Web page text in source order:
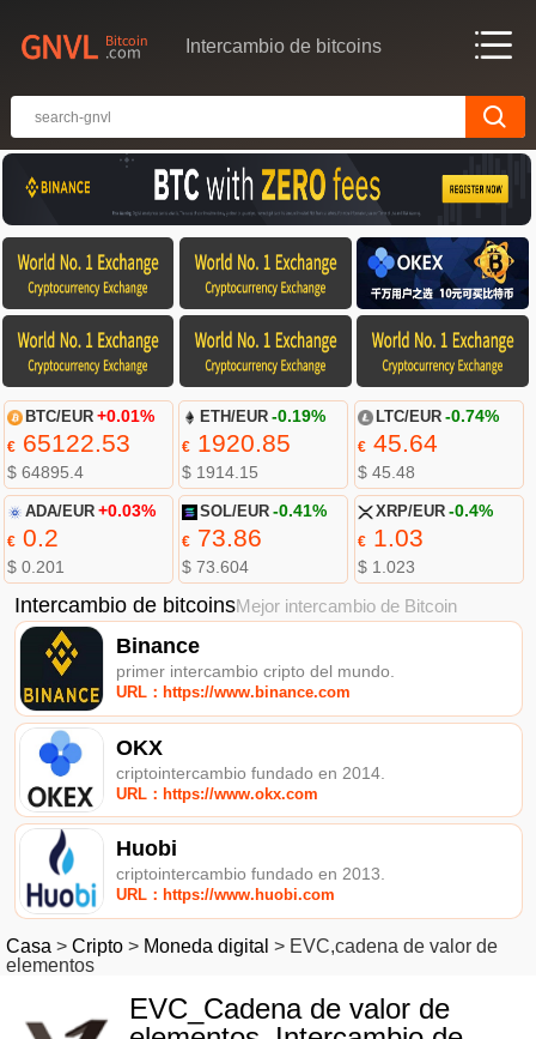
Intercambio de bitcoins
BTC/EUR +0.01%
€65122.53
$ 64895.4
ETH/EUR -0.19%
€ 1920.85
$ 1914.15
LTC/EUR -0.74%
€45.64
$ 45.48
ADA/EUR +0.03%
€0.2
$ 0.201
SOL/EUR -0.41%
€ 73.86
$ 73.604
XRP/EUR -0.4%
€1.03
$ 1.023
Intercambio de bitcoinsMejor intercambio de Bitcoin
Binance
primer intercambio cripto del mundo.
URL：https://www.binance.com
OKX
criptointercambio fundado en 2014.
URL：https://www.okx.com
Huobi
criptointercambio fundado en 2013.
URL：https://www.huobi.com
Casa > Cripto > Moneda digital > EVC,cadena de valor de
elementos
EVC_Cadena de valor de